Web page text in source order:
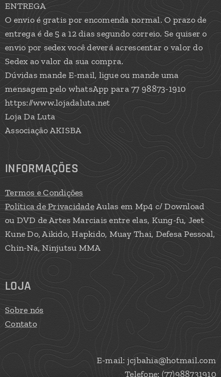
ENTREGA
O envio é gratis por encomenda normal. O prazo de
entrega é de 5 a 12 dias segundo correio. Se quiser o
envio por sedex você deverá acrescentar o valor do
Sedex ao valor da sua compra.
Dúvidas mande E-mail, ligue ou mande uma
mensagem pelo whatsApp para 77 98873-1910
https://www.lojadaluta.net
Loja Da Luta
Associação AKISBA
INFORMAÇÕES
Termos e Condições
Política de PrivacidadeAulas em Mp4 c/ Download
ou DVD de Artes Marciais entre elas, Kung-fu, Jeet
Kune Do, Aikido, Hapkido, Muay Thai, Defesa Pessoal,
Chin-Na, Ninjutsu MMA
LOJA
Sobre nós
Contato
E-mail: jcjbahia@hotmail.com
Telefone: (77)988731910